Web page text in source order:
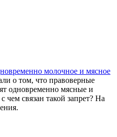
молочное и мясное
о том, что правоверные
одновременно мясные и
связан такой запрет? На